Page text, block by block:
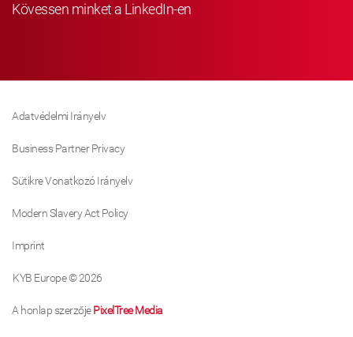
Kövessen minket a LinkedIn-en
Adatvédelmi Irányelv
Business Partner Privacy
Sütikre Vonatkozó Irányelv
Modern Slavery Act Policy
Imprint
KYB Europe © 2026
A honlap szerzőjePixelTree Media